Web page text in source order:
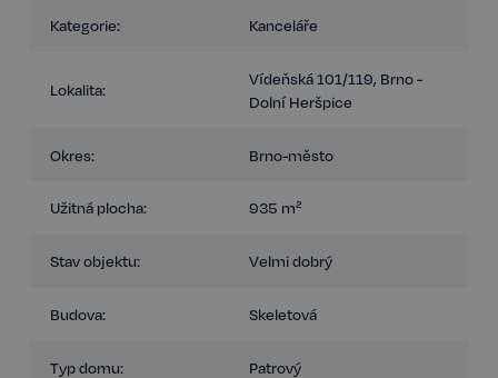
Kategorie: Kanceláře
Lokalita:
Vídeňská 101/119, Brno -
Dolní Heršpice
Okres: Brno-město
Užitná plocha: 935 m²
Stav objektu: Velmi dobrý
Budova: Skeletová
Typ domu: Patrový